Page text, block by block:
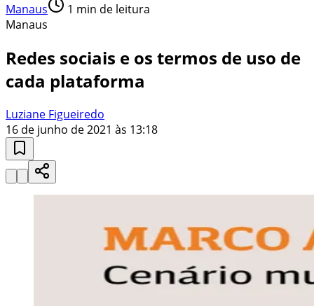
Manaus 1 min de leitura
Manaus
Redes sociais e os termos de uso de
cada plataforma
Luziane Figueiredo
16 de junho de 2021 às 13:18